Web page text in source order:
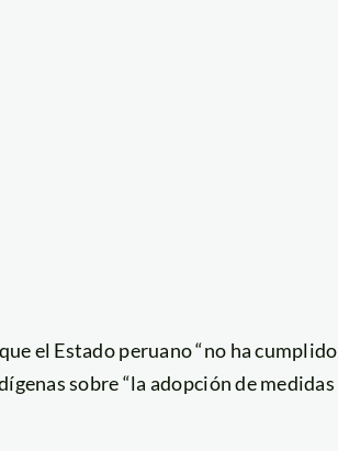
el Estado peruano “no ha cumplido
sobre “la adopción de medidas